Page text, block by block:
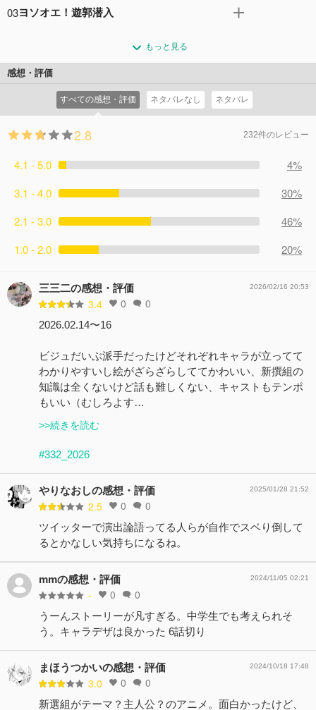
まう。死罪となった一番星は、無念のまま目を瞑るが…。
して佐久間象山の護衛を命じられる。しかし、どうやらサ
03ヨソオエ！遊郭潜入
との任務を拒否した一番星は、代わりにアキラと共に吉田
屋への潜入任務を言い渡されるが…。
もっと見る
感想・評価
すべての感想・評価 ネタバレなし ネタバレ
2.8 232件のレビュー
4.1 - 5.0
4%
3.1 - 4.0
30%
2.1 - 3.0
46%
1.0 - 2.0
20%
三三二の感想・評価
3.4 0 0
2026/02/16 20:53
2026.02.14〜16
ビジュだいぶ派手だったけどそれぞれキャラが立ってて
わかりやすいし絵がざらざらしててかわいい、新撰組の
知識は全くないけど話も難しくない、キャストもテンポ
もいい（むしろよす…
>>続きを読む
#332_2026
やりなおしの感想・評価
2.5 0 0
2025/01/28 21:52
ツイッターで演出論語ってる人らが自作でスベり倒して
るとかなしい気持ちになるね。
mmの感想・評価
- 0 0
2024/11/05 02:21
うーんストーリーが凡すぎる。中学生でも考えられそ
う。キャラデザは良かった 6話切り
まほうつかいの感想・評価
3.0 0 0
2024/10/18 17:48
新選組がテーマ？主人公？のアニメ。面白かったけど、